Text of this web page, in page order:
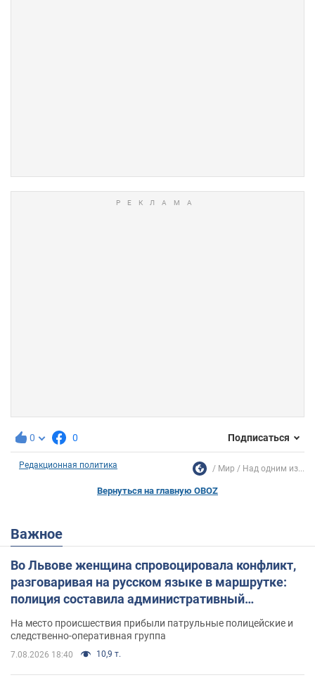
0 0 Подписаться
Редакционная политика Мир Над одним из...
Вернуться на главную OBOZ
Важное
Во Львове женщина спровоцировала конфликт,
разговаривая на русском языке в маршрутке:
полиция составила административный
На место происшествия прибыли патрульные полицейские и
следственно-оперативная группа
7.08.2026 18:40 10,9 т.